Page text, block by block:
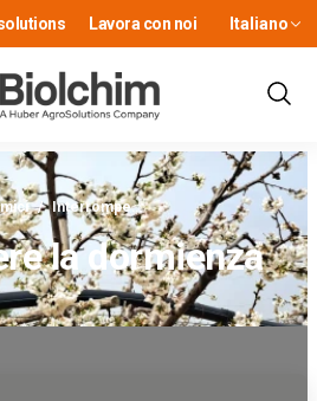
Lavora con noi Italiano
Show
/ Interrompe…
la dormienza